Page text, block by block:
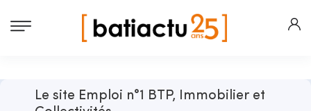
Le site Emploi n°1 BTP, Immobilier et